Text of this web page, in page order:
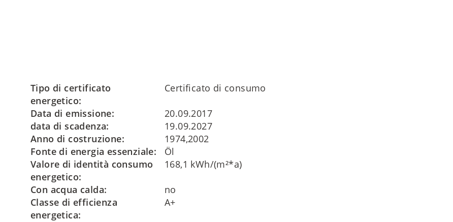
Tipo di certificato
energetico:
Certificato di consumo
Data di emissione:
20.09.2017
data di scadenza:
19.09.2027
Anno di costruzione:
1974,2002
Fonte di energia essenziale:
Öl
Valore di identità consumo
energetico:
168,1 kWh/(m²*a)
Con acqua calda:
no
Classe di efficienza
energetica:
A+